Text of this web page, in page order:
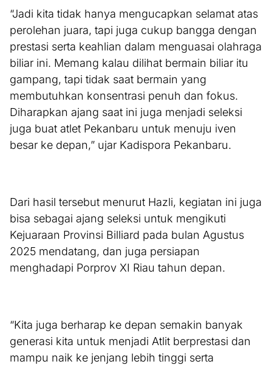
“Jadi kita tidak hanya mengucapkan selamat atas
perolehan juara, tapi juga cukup bangga dengan
prestasi serta keahlian dalam menguasai olahraga
biliar ini. Memang kalau dilihat bermain biliar itu
gampang, tapi tidak saat bermain yang
membutuhkan konsentrasi penuh dan fokus.
Diharapkan ajang saat ini juga menjadi seleksi
juga buat atlet Pekanbaru untuk menuju iven
besar ke depan,” ujar Kadispora Pekanbaru.
Dari hasil tersebut menurut Hazli, kegiatan ini juga
bisa sebagai ajang seleksi untuk mengikuti
Kejuaraan Provinsi Billiard pada bulan Agustus
2025 mendatang, dan juga persiapan
menghadapi Porprov XI Riau tahun depan.
“Kita juga berharap ke depan semakin banyak
generasi kita untuk menjadi Atlit berprestasi dan
mampu naik ke jenjang lebih tinggi serta